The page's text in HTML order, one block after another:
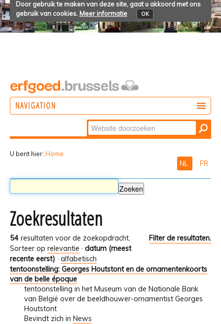
Door gebruik te maken van deze site, gaat u akkoord met ons
gebruik van cookies. Meer informatie OK
NAVIGATION
Zoek
Geavanceerd
U bent hier: Home
NL FR
Zoekresultaten
54 resultaten voor de zoekopdracht.
Filter de resultaten.
Sorteer op relevantie · datum (meest
recente eerst) · alfabetisch
tentoonstelling: Georges Houtstont en de ornamentenkoorts
van de belle époque
tentoonstelling in het Museum van de Nationale Bank
van België over de beeldhouwer-ornamentist Georges
Houtstont
Bevindt zich in News